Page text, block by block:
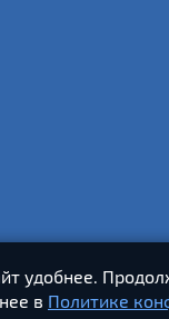
удобнее.
в Политике